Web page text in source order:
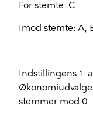
For stemte: C.
Imod stemte: A,
Indstillingens 1.
stemmer mod